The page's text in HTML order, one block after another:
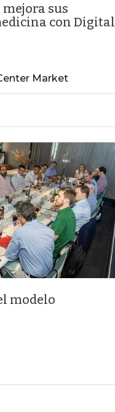
sus
con Digital
Market
modelo